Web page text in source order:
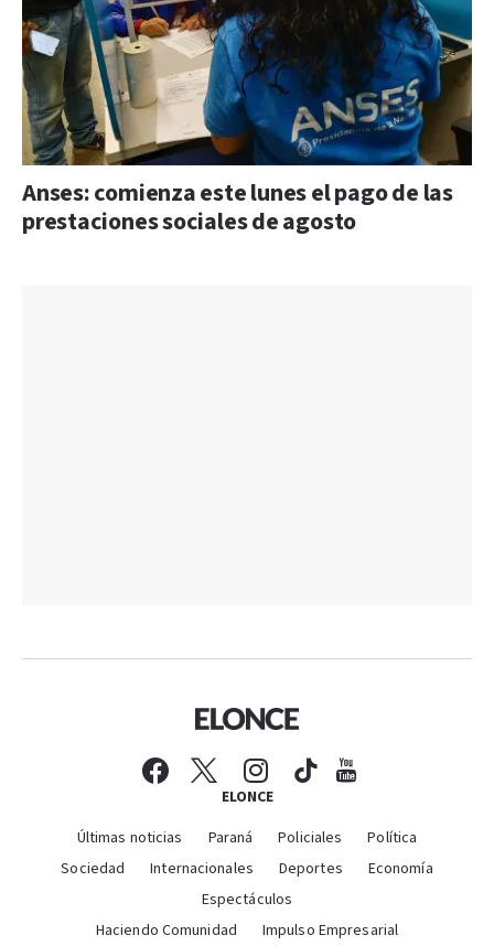
Anses: comienza este lunes el pago de las
prestaciones sociales de agosto
ELONCE
Últimas noticias Paraná Policiales
Política
Sociedad
Internacionales Deportes
Economía
Espectáculos
Haciendo Comunidad
Impulso Empresarial